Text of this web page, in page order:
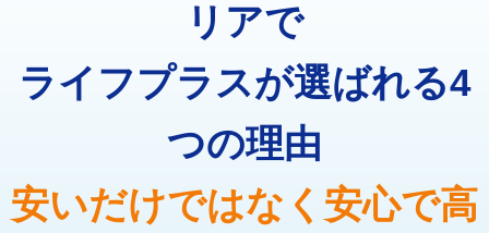
コンクリート斫り（厚さ10㎝超え）
モルタル補修（厚さ10㎝まで） 27,500円
16,500円
廃棄・処分 現場見積
止水・漏水調査・防水処理・清掃・修
11,000円
止水・漏水調査・防水処理・清掃・修
22,000円
止水・漏水調査・防水処理・清掃・修
33,000円
リアで
ライフプラスが選ばれる4
つの理由
安いだけではなく安心で高